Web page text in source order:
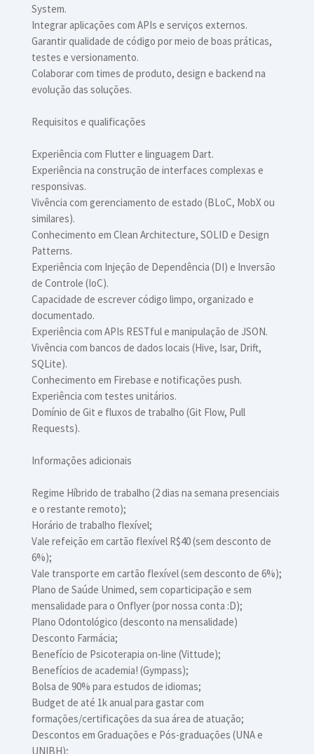
System.
Integrar aplicações com APIs e serviços externos.
Garantir qualidade de código por meio de boas práticas,
testes e versionamento.
Colaborar com times de produto, design e backend na
evolução das soluções.
Requisitos e qualificações
Experiência com Flutter e linguagem Dart.
Experiência na construção de interfaces complexas e
responsivas.
Vivência com gerenciamento de estado (BLoC, MobX ou
similares).
Conhecimento em Clean Architecture, SOLID e Design
Patterns.
Experiência com Injeção de Dependência (DI) e Inversão
de Controle (IoC).
Capacidade de escrever código limpo, organizado e
documentado.
Experiência com APIs RESTful e manipulação de JSON.
Vivência com bancos de dados locais (Hive, Isar, Drift,
SQLite).
Conhecimento em Firebase e notificações push.
Experiência com testes unitários.
Domínio de Git e fluxos de trabalho (Git Flow, Pull
Requests).
Informações adicionais
Regime Híbrido de trabalho (2 dias na semana presenciais
e o restante remoto);
Horário de trabalho flexível;
Vale refeição em cartão flexível R$40 (sem desconto de
6%);
Vale transporte em cartão flexível (sem desconto de 6%);
Plano de Saúde Unimed, sem coparticipação e sem
mensalidade para o Onflyer (por nossa conta :D);
Plano Odontológico (desconto na mensalidade)
Desconto Farmácia;
Benefício de Psicoterapia on-line (Vittude);
Benefícios de academia! (Gympass);
Bolsa de 90% para estudos de idiomas;
Budget de até 1k anual para gastar com
formações/certificações da sua área de atuação;
Descontos em Graduações e Pós-graduações (UNA e
UNIBH);